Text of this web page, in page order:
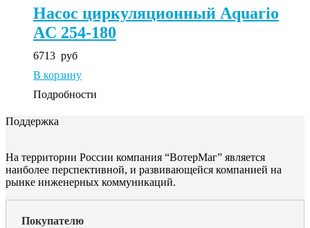
Насос циркуляционный Aquario
AC 254-180
6713 руб
В корзину
Подробности
Поддержка
На территории России компания “ВотерМаг” является
наиболее перспективной, и развивающейся компанией на
рынке инженерных коммуникаций.
Покупателю